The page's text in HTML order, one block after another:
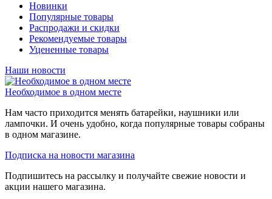
Новинки
Популярные товары
Распродажи и скидки
Рекомендуемые товары
Уцененные товары
Наши новости
Необходимое в одном месте
Нам часто приходится менять батарейки, наушники или
лампочки. И очень удобно, когда популярные товары собраны
в одном магазине.
Подписка на новости магазина
Подпишитесь на рассылку и получайте свежие новости и
акции нашего магазина.